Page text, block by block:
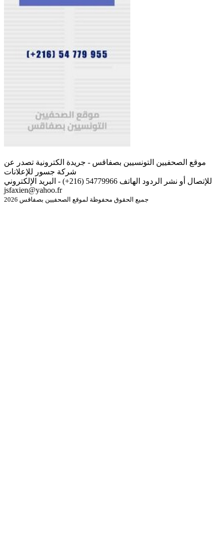
موقع الصحفيين التونسيين بصفاقس - جريدة الكترونية تصدر عن
شركة جسور للإعلانات
للإتصال أو نشر الردود الهاتف 54779966 (216+) - البريد الإلكتروني
jsfaxien@yahoo.fr
جميع الحقوق محفوظة لموقع الصحفيين بصفاقس 2026